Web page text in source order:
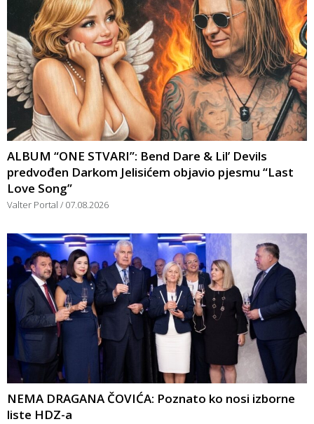
ALBUM “ONE STVARI”: Bend Dare & Lil’ Devils
predvođen Darkom Jelisićem objavio pjesmu “Last
Love Song”
Valter Portal 07.08.2026
NEMA DRAGANA ČOVIĆA: Poznato ko nosi izborne
liste HDZ-a